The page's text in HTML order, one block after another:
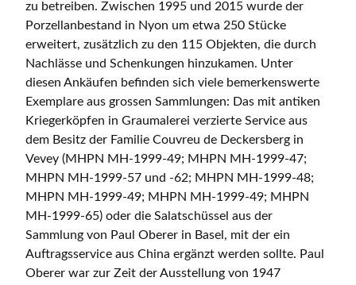
zu betreiben. Zwischen 1995 und 2015 wurde der
Porzellanbestand in Nyon um etwa 250 Stücke
erweitert, zusätzlich zu den 115 Objekten, die durch
Nachlässe und Schenkungen hinzukamen. Unter
diesen Ankäufen befinden sich viele bemerkenswerte
Exemplare aus grossen Sammlungen: Das mit antiken
Kriegerköpfen in Graumalerei verzierte Service aus
dem Besitz der Familie Couvreu de Deckersberg in
Vevey (MHPN MH-1999-49; MHPN MH-1999-47;
MHPN MH-1999-57 und -62; MHPN MH-1999-48;
MHPN MH-1999-49; MHPN MH-1999-49; MHPN
MH-1999-65) oder die Salatschüssel aus der
Sammlung von Paul Oberer in Basel, mit der ein
Auftragsservice aus China ergänzt werden sollte. Paul
Oberer war zur Zeit der Ausstellung von 1947